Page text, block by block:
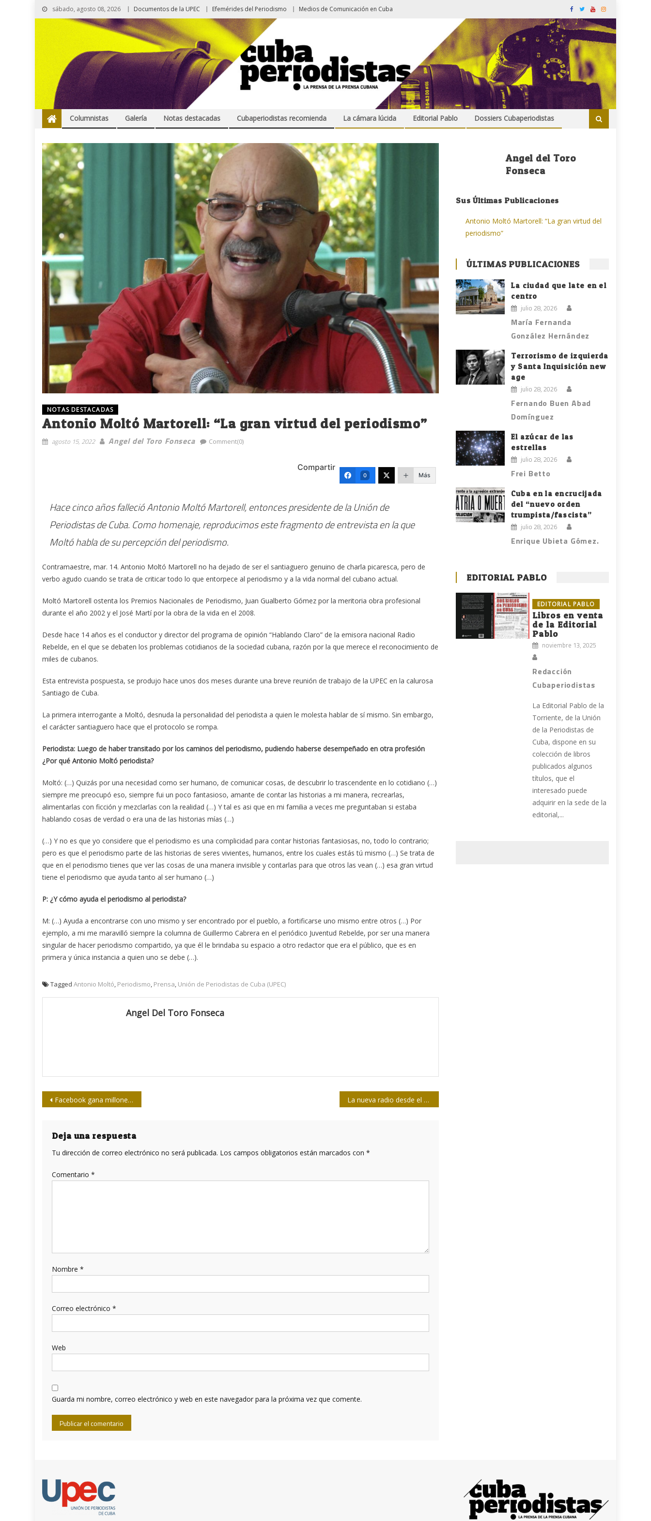
sábado, agosto 08, 2026 Documentos de la UPEC Efemérides del Periodismo Medios de Comunicación en Cuba
Columnistas Galería Notas destacadas Cubaperiodistas recomienda La cámara lúcida Editorial Pablo Dossiers Cubaperiodistas
NOTAS DESTACADAS
Antonio Moltó Martorell: “La gran virtud del periodismo”
agosto 15, 2022 Angel del Toro Fonseca Comment(0)
Compartir
0 Más
Hace cinco años falleció Antonio Moltó Martorell, entonces presidente de la Unión de
Periodistas de Cuba. Como homenaje, reproducimos este fragmento de entrevista en la que
Moltó habla de su percepción del periodismo.
Contramaestre, mar. 14. Antonio Moltó Martorell no ha dejado de ser el santiaguero genuino de charla picaresca, pero de
verbo agudo cuando se trata de criticar todo lo que entorpece al periodismo y a la vida normal del cubano actual.
Moltó Martorell ostenta los Premios Nacionales de Periodismo, Juan Gualberto Gómez por la meritoria obra profesional
durante el año 2002 y el José Martí por la obra de la vida en el 2008.
Desde hace 14 años es el conductor y director del programa de opinión “Hablando Claro” de la emisora nacional Radio
Rebelde, en el que se debaten los problemas cotidianos de la sociedad cubana, razón por la que merece el reconocimiento de
miles de cubanos.
Esta entrevista pospuesta, se produjo hace unos dos meses durante una breve reunión de trabajo de la UPEC en la calurosa
Santiago de Cuba.
La primera interrogante a Moltó, desnuda la personalidad del periodista a quien le molesta hablar de sí mismo. Sin embargo,
el carácter santiaguero hace que el protocolo se rompa.
Periodista: Luego de haber transitado por los caminos del periodismo, pudiendo haberse desempeñado en otra profesión
¿Por qué Antonio Moltó periodista?
Moltó: (…) Quizás por una necesidad como ser humano, de comunicar cosas, de descubrir lo trascendente en lo cotidiano (…)
siempre me preocupó eso, siempre fui un poco fantasioso, amante de contar las historias a mi manera, recrearlas,
alimentarlas con ficción y mezclarlas con la realidad (…) Y tal es asi que en mi familia a veces me preguntaban si estaba
hablando cosas de verdad o era una de las historias mías (…)
(…) Y no es que yo considere que el periodismo es una complicidad para contar historias fantasiosas, no, todo lo contrario;
pero es que el periodismo parte de las historias de seres vivientes, humanos, entre los cuales estás tú mismo (…) Se trata de
que en el periodismo tienes que ver las cosas de una manera invisible y contarlas para que otros las vean (…) esa gran virtud
tiene el periodismo que ayuda tanto al ser humano (…)
P: ¿Y cómo ayuda el periodismo al periodista?
M: (…) Ayuda a encontrarse con uno mismo y ser encontrado por el pueblo, a fortificarse uno mismo entre otros (…) Por
ejemplo, a mi me maravilló siempre la columna de Guillermo Cabrera en el periódico Juventud Rebelde, por ser una manera
singular de hacer periodismo compartido, ya que él le brindaba su espacio a otro redactor que era el público, que es en
primera y única instancia a quien uno se debe (…).
Tagged Antonio Moltó, Periodismo, Prensa, Unión de Periodistas de Cuba (UPEC)
Angel Del Toro Fonseca
Navegación
entradas
Facebook gana millones de dólares con desinformación sobre el aborto La nueva radio desde el Instituto Internacional de Periodismo
Deja una respuesta
Tu dirección de correo electrónico no será publicada. Los campos obligatorios están marcados con *
Comentario *
Nombre *
Correo electrónico *
Web
Guarda mi nombre, correo electrónico y web en este navegador para la próxima vez que comente.
Angel del Toro
Fonseca
Sus Últimas Publicaciones
Antonio Moltó Martorell: “La gran virtud del
periodismo”
ÚLTIMAS PUBLICACIONES
La ciudad que late en el
centro
julio 28, 2026
María Fernanda
González Hernández
Terrorismo de izquierda
y Santa Inquisición new
age
julio 28, 2026
Fernando Buen Abad
Domínguez
El azúcar de las
estrellas
julio 28, 2026
Frei Betto
Cuba en la encrucijada
del “nuevo orden
trumpista/fascista”
julio 28, 2026
Enrique Ubieta Gómez.
EDITORIAL PABLO
EDITORIAL PABLO
Libros en venta
de la Editorial
Pablo
noviembre 13, 2025
Redacción
Cubaperiodistas
La Editorial Pablo de la
Torriente, de la Unión
de la Periodistas de
Cuba, dispone en su
colección de libros
publicados algunos
títulos, que el
interesado puede
adquirir en la sede de la
editorial,...